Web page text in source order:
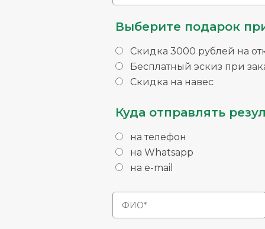
Выберите подарок
Скидка 3000 рублей на
Бесплатный эскиз при
Скидка на навес
Куда отправлять
на телефон
на Whatsapp
на e-mail